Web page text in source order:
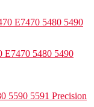
E7470 5480 5490